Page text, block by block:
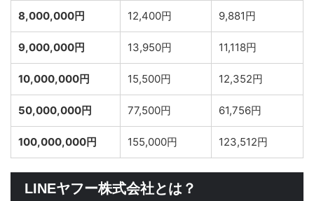
8,000,000円 12,400円 9,881円
9,000,000円 13,950円 11,118円
10,000,000円 15,500円 12,352円
50,000,000円 77,500円 61,756円
100,000,000円 155,000円 123,512円
LINEヤフー株式会社とは？